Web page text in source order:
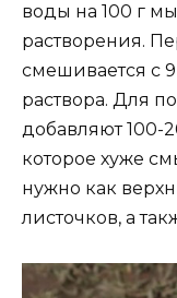
воды на 100 г
растворения.
смешивается с 9
раствора. Для
добавляют 100-
которое хуже
нужно как
листочков, а